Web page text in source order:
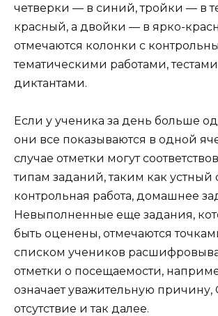
четверки — в синий, тройки — в
красный, а двойки — в ярко-
отмечаются колонки с
тематическими работами,
диктантами.
Если у ученика за день больше
они все показываются в одной
случае отметки могут
типам заданий, таким как устный
контрольная работа, домашнее
Невыполненные еще задания,
быть оценены, отмечаются
списком учеников
отметки о посещаемости,
означает уважительную
отсутствие и так далее.